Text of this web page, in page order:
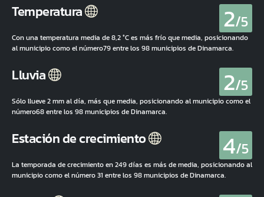
Temperatura 2/5
Con una temperatura media de 8,2 °C es más frío que media, posicionando
al municipio como el número79 entre los 98 municipios de Dinamarca.
Lluvia 2/5
Sólo llueve 2 mm al día, más que media, posicionando al municipio como el
número68 entre los 98 municipios de Dinamarca.
Estación de crecimiento 4/5
La temporada de crecimiento en 249 días es más de media, posicionando al
municipio como el número 31 entre los 98 municipios de Dinamarca.